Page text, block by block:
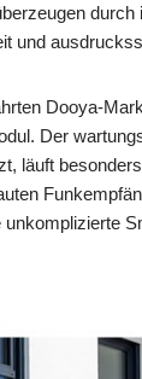
durch
und
Dooya-
Der
läuft